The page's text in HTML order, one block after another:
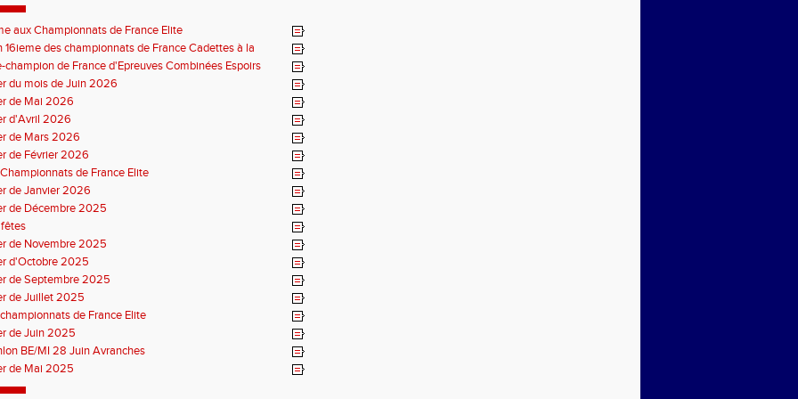
aux Championnats de France Elite
16ieme des championnats de France Cadettes à la
champion de France d'Epreuves Combinées Espoirs
du mois de Juin 2026
de Mai 2026
d'Avril 2026
de Mars 2026
de Février 2026
de France Elite
de Janvier 2026
de Décembre 2025
de Novembre 2025
d'Octobre 2025
de Septembre 2025
de Juillet 2025
de France Elite
de Juin 2025
BE/MI 28 Juin Avranches
de Mai 2025